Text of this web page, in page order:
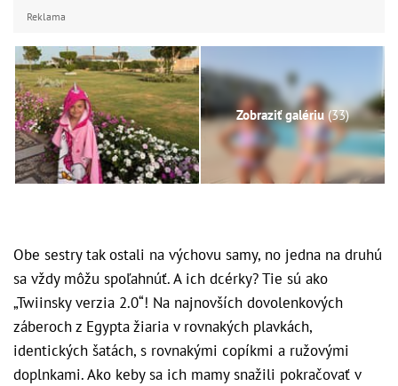
Reklama
Zobraziť galériu(33)
Obe sestry tak ostali na výchovu samy, no jedna na druhú
sa vždy môžu spoľahnúť. A ich dcérky? Tie sú ako
„Twiinsky verzia 2.0“! Na najnovších dovolenkových
záberoch z Egypta žiaria v rovnakých plavkách,
identických šatách, s rovnakými copíkmi a ružovými
doplnkami. Ako keby sa ich mamy snažili pokračovať v